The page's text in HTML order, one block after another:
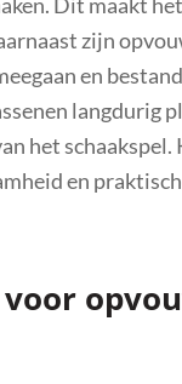
zijn
en
langdurig
het
en